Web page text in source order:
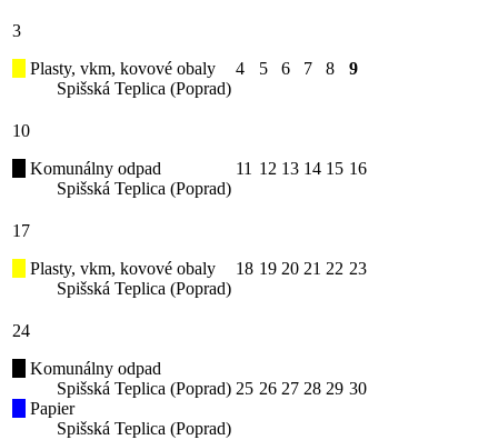
3
Plasty, vkm, kovové obaly
Spišská Teplica (Poprad)
4 5 6 7 8 9
10
Komunálny odpad
Spišská Teplica (Poprad)
11 12 13 14 15 16
17
Plasty, vkm, kovové obaly
Spišská Teplica (Poprad)
18 19 20 21 22 23
24
Komunálny odpad
Spišská Teplica (Poprad)
Papier
Spišská Teplica (Poprad)
25 26 27 28 29 30